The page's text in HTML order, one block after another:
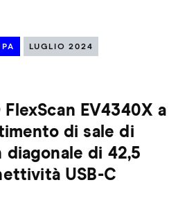
LUGLIO 2024
FlexScan EV4340X a
di sale di
di 42,5
USB-C